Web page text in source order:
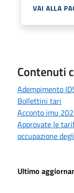
VAI ALLA
Contenuti
Adempimento
Bollettini tari
Acconto imu
Approvate le
occupazione
Ultimo